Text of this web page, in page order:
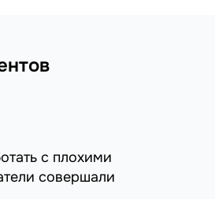
с плохими
совершали